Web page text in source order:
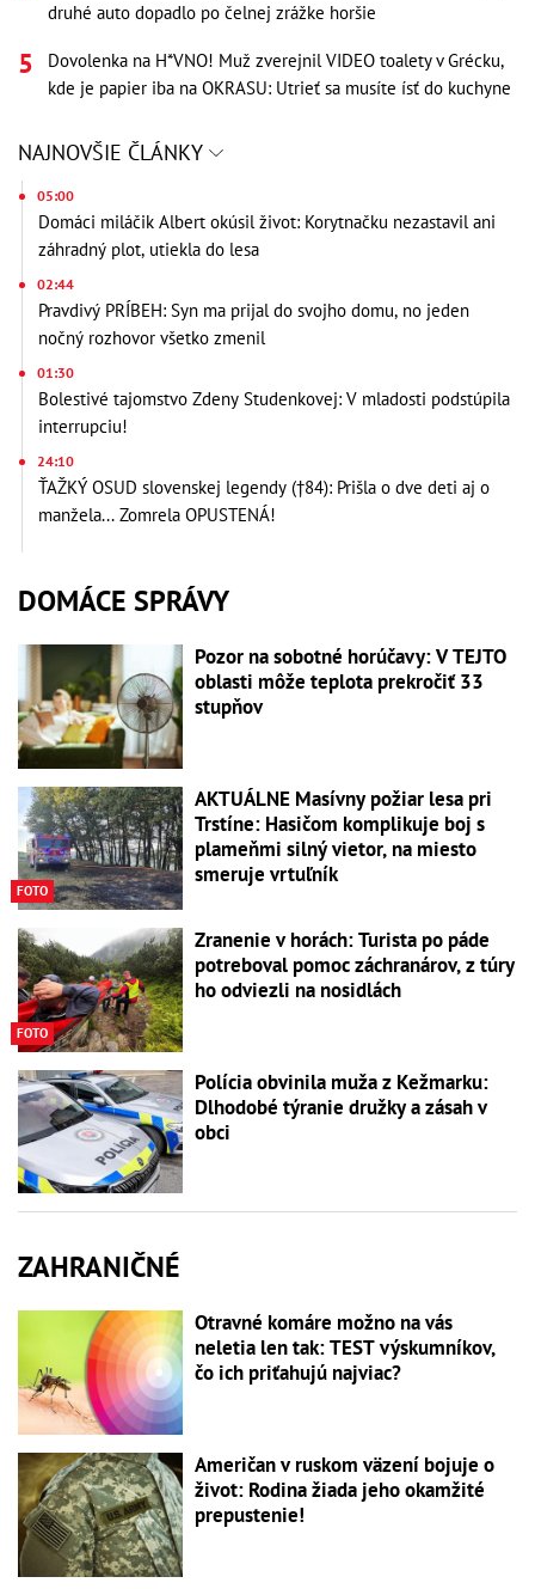
druhé auto dopadlo po čelnej zrážke horšie
Dovolenka na H*VNO! Muž zverejnil VIDEO toalety v Grécku,
kde je papier iba na OKRASU: Utrieť sa musíte ísť do kuchyne
NAJNOVŠIE ČLÁNKY
05:00
Domáci miláčik Albert okúsil život: Korytnačku nezastavil ani
záhradný plot, utiekla do lesa
02:44
Pravdivý PRÍBEH: Syn ma prijal do svojho domu, no jeden
nočný rozhovor všetko zmenil
01:30
Bolestivé tajomstvo Zdeny Studenkovej: V mladosti podstúpila
interrupciu!
24:10
ŤAŽKÝ OSUD slovenskej legendy (†84): Prišla o dve deti aj o
manžela... Zomrela OPUSTENÁ!
DOMÁCE SPRÁVY
Pozor na sobotné horúčavy: V TEJTO
oblasti môže teplota prekročiť 33
stupňov
FOTO
AKTUÁLNE Masívny požiar lesa pri
Trstíne: Hasičom komplikuje boj s
plameňmi silný vietor, na miesto
smeruje vrtuľník
FOTO
Zranenie v horách: Turista po páde
potreboval pomoc záchranárov, z túry
ho odviezli na nosidlách
Polícia obvinila muža z Kežmarku:
Dlhodobé týranie družky a zásah v
obci
ZAHRANIČNÉ
Otravné komáre možno na vás
neletia len tak: TEST výskumníkov,
čo ich priťahujú najviac?
Američan v ruskom väzení bojuje o
život: Rodina žiada jeho okamžité
prepustenie!